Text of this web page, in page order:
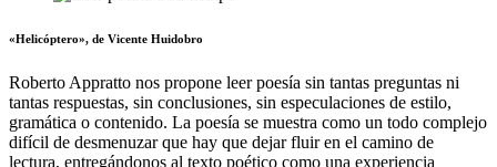
«Helicóptero», de Vicente Huidobro
Roberto Appratto nos propone leer poesía sin tantas preguntas ni
tantas respuestas, sin conclusiones, sin especulaciones de estilo,
gramática o contenido. La poesía se muestra como un todo complejo
difícil de desmenuzar que hay que dejar fluir en el camino de
lectura, entregándonos al texto poético como una experiencia